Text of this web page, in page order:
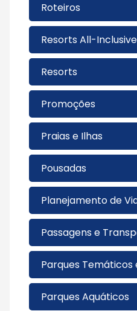
Roteiros
Resorts All-Inclusive
Resorts
Promoções
Praias e Ilhas
Pousadas
Planejamento de
Passagens e
Parques Temáticos
Parques Aquáticos